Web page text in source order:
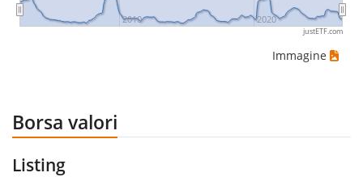
2010 2020
justETF.com
Immagine
Borsa valori
Listing